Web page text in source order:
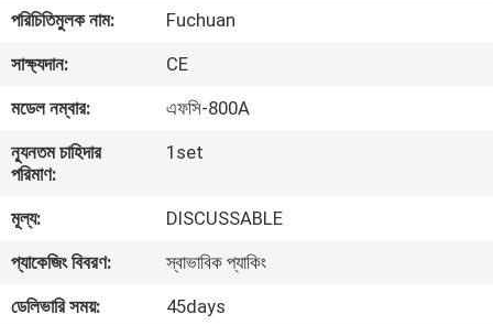
আমাদের
কারখানা
পরিদর্শন
পরিচিতিমুলক নাম:
Fuchuan
সাক্ষ্যদান:
CE
মডেল নম্বার:
এফসি-800A
ন্যূনতম চাহিদার
পরিমাণ:
1set
মূল্য:
DISCUSSABLE
প্যাকেজিং বিবরণ:
স্বাভাবিক প্যাকিং
ডেলিভারি সময়:
45days